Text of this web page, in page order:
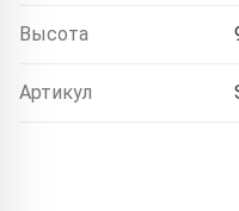
Высота
Артикул